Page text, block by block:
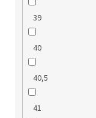
39
40
40,5
41